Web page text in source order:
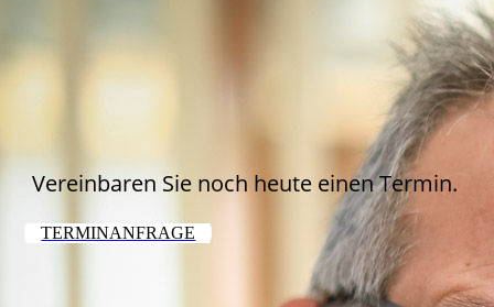
Vereinbaren Sie noch heute einen Termin.
TERMINANFRAGE